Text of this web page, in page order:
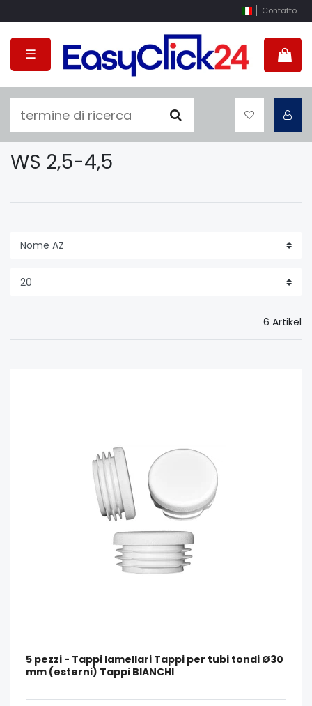
Contatto
☰
WS 2,5-4,5
6 Artikel
5 pezzi - Tappi lamellari Tappi per tubi tondi Ø30
mm (esterni) Tappi BIANCHI